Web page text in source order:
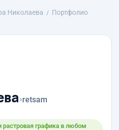
Николаева
Портфолио
›retsam
растровая графика в любом